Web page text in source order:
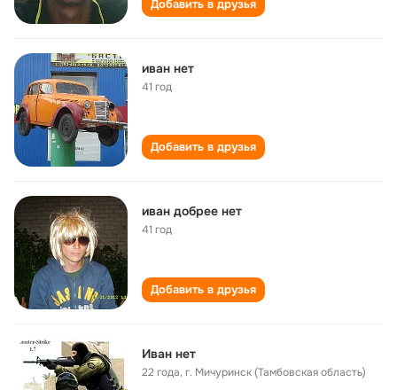
Добавить в друзья
иван нет
41 год
Добавить в друзья
иван добрее нет
41 год
Добавить в друзья
Иван нет
22 года,г. Мичуринск (Тамбовская область)